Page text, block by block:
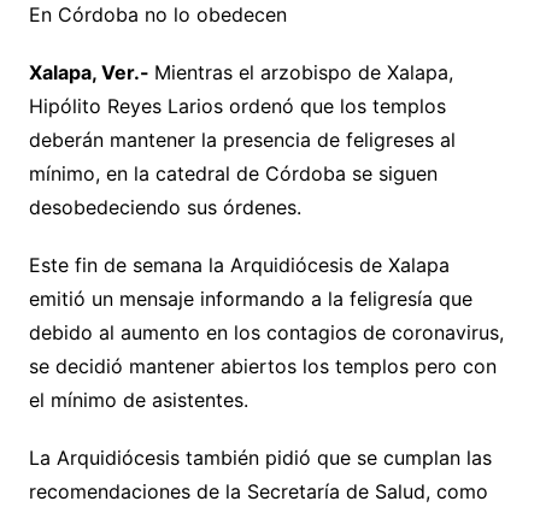
En Córdoba no lo obedecen
Xalapa, Ver.- Mientras el arzobispo de Xalapa,
Hipólito Reyes Larios ordenó que los templos
deberán mantener la presencia de feligreses al
mínimo, en la catedral de Córdoba se siguen
desobedeciendo sus órdenes.
Este fin de semana la Arquidiócesis de Xalapa
emitió un mensaje informando a la feligresía que
debido al aumento en los contagios de coronavirus,
se decidió mantener abiertos los templos pero con
el mínimo de asistentes.
La Arquidiócesis también pidió que se cumplan las
recomendaciones de la Secretaría de Salud, como